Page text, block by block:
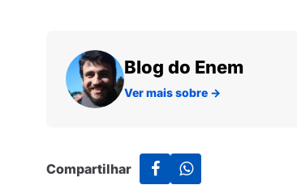
Blog do Enem
Ver mais sobre →
Compartilhar